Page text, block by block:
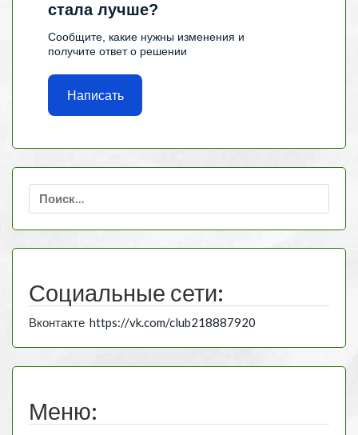
стала лучше?
Сообщите, какие нужны изменения и
получите ответ о решении
Написать
Социальные сети:
Вконтакте https://vk.com/club218887920
Меню: